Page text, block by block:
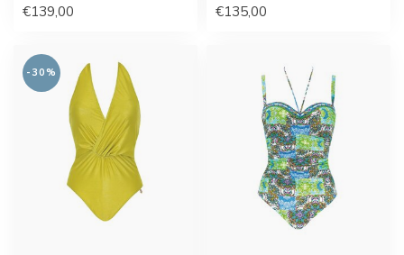
€139,00 €135,00
-30%